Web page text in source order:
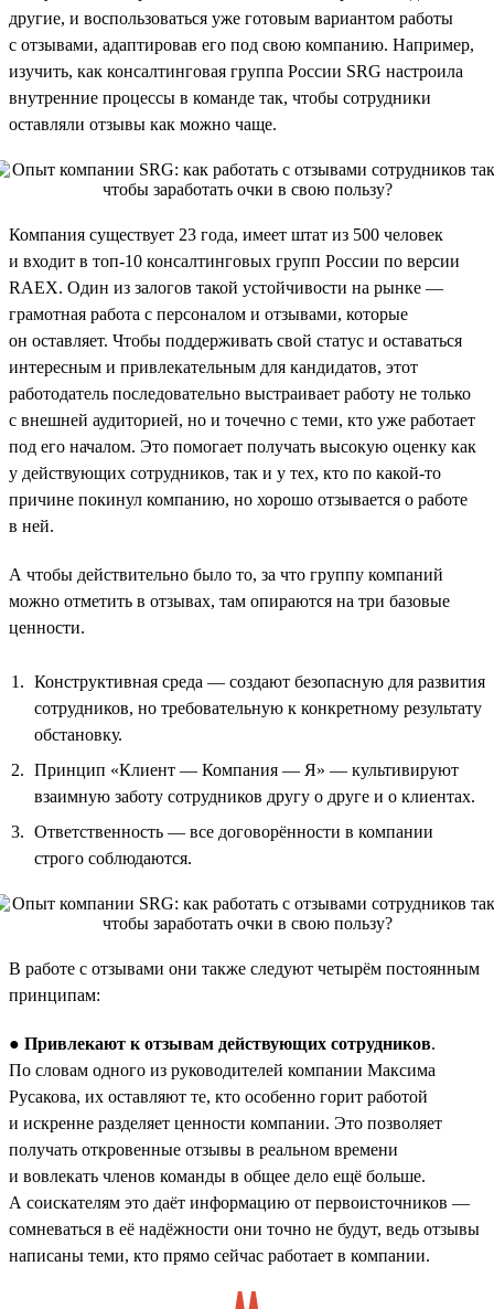
другие, и воспользоваться уже готовым вариантом работы
с отзывами, адаптировав его под свою компанию. Например,
изучить, как консалтинговая группа России SRG настроила
внутренние процессы в команде так, чтобы сотрудники
оставляли отзывы как можно чаще.
Компания существует 23 года, имеет штат из 500 человек
и входит в топ-10 консалтинговых групп России по версии
RAEX. Один из залогов такой устойчивости на рынке —
грамотная работа с персоналом и отзывами, которые
он оставляет. Чтобы поддерживать свой статус и оставаться
интересным и привлекательным для кандидатов, этот
работодатель последовательно выстраивает работу не только
с внешней аудиторией, но и точечно с теми, кто уже работает
под его началом. Это помогает получать высокую оценку как
у действующих сотрудников, так и у тех, кто по какой-то
причине покинул компанию, но хорошо отзывается о работе
в ней.
А чтобы действительно было то, за что группу компаний
можно отметить в отзывах, там опираются на три базовые
ценности.
Конструктивная среда — создают безопасную для развития
сотрудников, но требовательную к конкретному результату
обстановку.
Принцип «Клиент — Компания — Я» — культивируют
взаимную заботу сотрудников другу о друге и о клиентах.
Ответственность — все договорённости в компании
строго соблюдаются.
В работе с отзывами они также следуют четырём постоянным
принципам:
● Привлекают к отзывам действующих сотрудников.
По словам одного из руководителей компании Максима
Русакова, их оставляют те, кто особенно горит работой
и искренне разделяет ценности компании. Это позволяет
получать откровенные отзывы в реальном времени
и вовлекать членов команды в общее дело ещё больше.
А соискателям это даёт информацию от первоисточников —
сомневаться в её надёжности они точно не будут, ведь отзывы
написаны теми, кто прямо сейчас работает в компании.